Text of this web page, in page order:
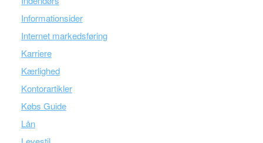
Informationsider
Internet markedsføring
Karriere
Kærlighed
Kontorartikler
Købs Guide
Lån